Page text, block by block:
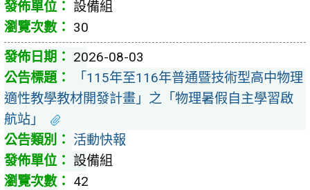
設備組
30
2026-08-03
「115年至116年普通暨技術型高中物理
適性教學教材開發計畫」之「物理暑假自主學習啟
航站」
活動快報
設備組
42